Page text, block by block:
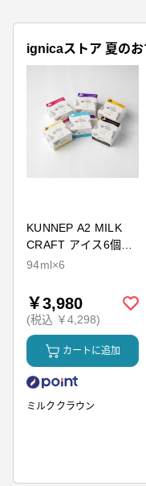
ignicaストア 夏のお
KUNNEP A2 MILK
CRAFT アイス6個セ
ット
94ml×6
￥3,980
(税込 ￥4,298)
カートに追加
ミルククラウン